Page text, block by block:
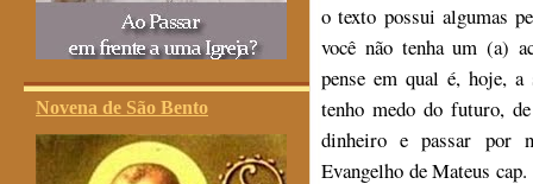
Novena de São Bento
o texto possui algumas
você não tenha um (a)
pense em qual é, hoje, a
tenho medo do futuro,
dinheiro e passar por
Evangelho de Mateus